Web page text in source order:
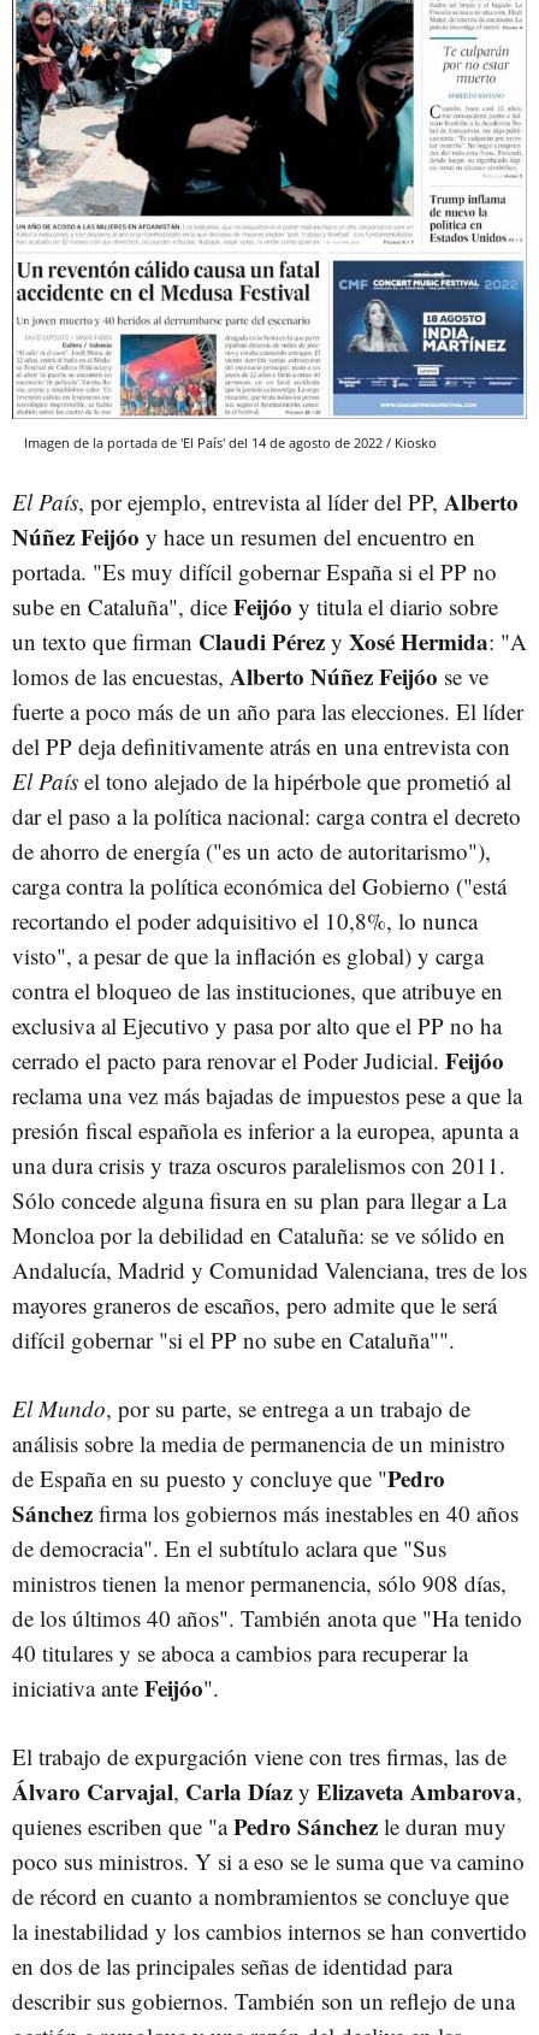
Imagen de la portada de 'El País' del 14 de agosto de 2022 / Kiosko
El País, por ejemplo, entrevista al líder del PP, Alberto
Núñez Feijóo y hace un resumen del encuentro en
portada. "Es muy difícil gobernar España si el PP no
sube en Cataluña", dice Feijóo y titula el diario sobre
un texto que firman Claudi Pérez y Xosé Hermida: "A
lomos de las encuestas, Alberto Núñez Feijóo se ve
fuerte a poco más de un año para las elecciones. El líder
del PP deja definitivamente atrás en una entrevista con
El País el tono alejado de la hipérbole que prometió al
dar el paso a la política nacional: carga contra el decreto
de ahorro de energía ("es un acto de autoritarismo"),
carga contra la política económica del Gobierno ("está
recortando el poder adquisitivo el 10,8%, lo nunca
visto", a pesar de que la inflación es global) y carga
contra el bloqueo de las instituciones, que atribuye en
exclusiva al Ejecutivo y pasa por alto que el PP no ha
cerrado el pacto para renovar el Poder Judicial. Feijóo
reclama una vez más bajadas de impuestos pese a que la
presión fiscal española es inferior a la europea, apunta a
una dura crisis y traza oscuros paralelismos con 2011.
Sólo concede alguna fisura en su plan para llegar a La
Moncloa por la debilidad en Cataluña: se ve sólido en
Andalucía, Madrid y Comunidad Valenciana, tres de los
mayores graneros de escaños, pero admite que le será
difícil gobernar "si el PP no sube en Cataluña"".
El Mundo, por su parte, se entrega a un trabajo de
análisis sobre la media de permanencia de un ministro
de España en su puesto y concluye que "Pedro
Sánchez firma los gobiernos más inestables en 40 años
de democracia". En el subtítulo aclara que "Sus
ministros tienen la menor permanencia, sólo 908 días,
de los últimos 40 años". También anota que "Ha tenido
40 titulares y se aboca a cambios para recuperar la
iniciativa ante Feijóo".
El trabajo de expurgación viene con tres firmas, las de
Álvaro Carvajal, Carla Díaz y Elizaveta Ambarova,
quienes escriben que "aPedro Sánchez le duran muy
poco sus ministros. Y si a eso se le suma que va camino
de récord en cuanto a nombramientos se concluye que
la inestabilidad y los cambios internos se han convertido
en dos de las principales señas de identidad para
describir sus gobiernos. También son un reflejo de una